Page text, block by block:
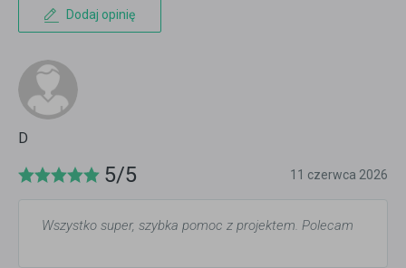
Dodaj opinię
D
5/5 11 czerwca 2026
Wszystko super, szybka pomoc z projektem. Polecam